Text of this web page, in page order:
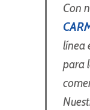
Con
línea
para